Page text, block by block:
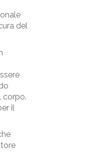
del
corpo.
il